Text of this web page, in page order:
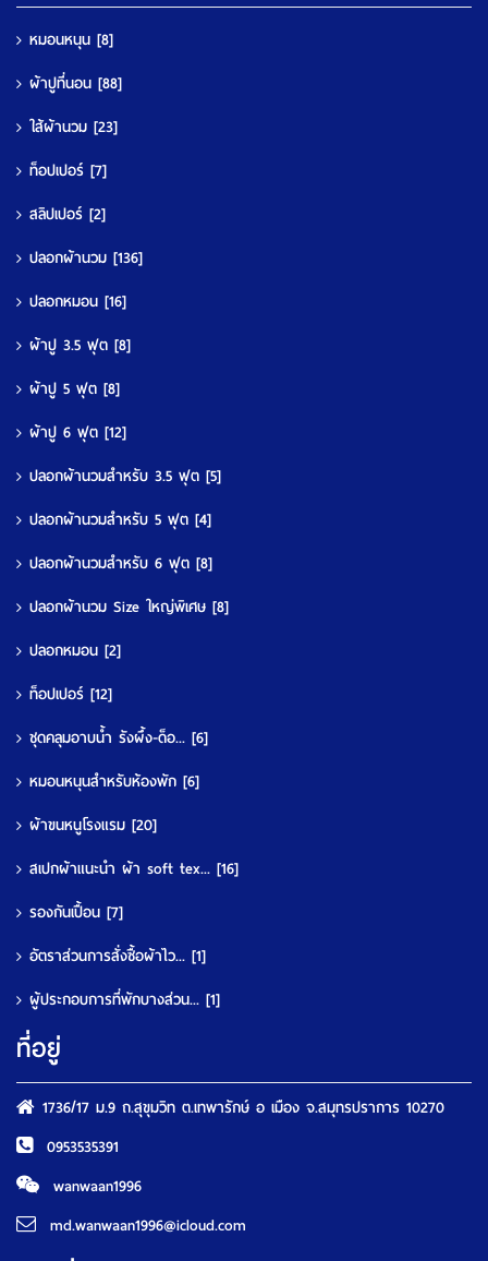
หมอนหนุน [8]
ผ้าปูที่นอน [88]
ใส้ผ้านวม [23]
ท็อปเปอร์ [7]
สลิปเปอร์ [2]
ปลอกผ้านวม [136]
ปลอกหมอน [16]
ผ้าปู 3.5 ฟุต [8]
ผ้าปู 5 ฟุต [8]
ผ้าปู 6 ฟุต [12]
ปลอกผ้านวมสำหรับ 3.5 ฟุต [5]
ปลอกผ้านวมสำหรับ 5 ฟุต [4]
ปลอกผ้านวมสำหรับ 6 ฟุต [8]
ปลอกผ้านวม Size ใหญ่พิเศษ [8]
ปลอกหมอน [2]
ท็อปเปอร์ [12]
ชุดคลุมอาบน้ำ รังผึ้ง-ด็อ... [6]
หมอนหนุนสำหรับห้องพัก [6]
ผ้าขนหนูโรงแรม [20]
สเปกผ้าแนะนำ ผ้า soft tex... [16]
รองกันเปื้อน [7]
อัตราส่วนการสั่งซื้อผ้าไว... [1]
ผู้ประกอบการที่พักบางส่วน... [1]
ที่อยู่
1736/17 ม.9 ถ.สุขุมวิท ต.เทพารักษ์ อ เมือง จ.สมุทรปราการ 10270
0953535391
wanwaan1996
md.wanwaan1996@icloud.com